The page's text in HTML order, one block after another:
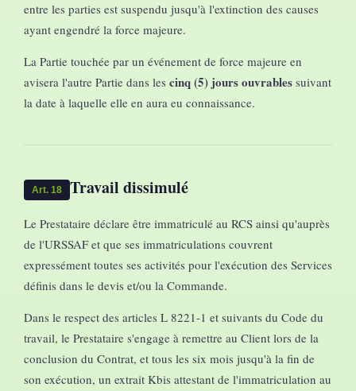
entre les parties est suspendu jusqu'à l'extinction des causes
ayant engendré la force majeure.
La Partie touchée par un événement de force majeure en
avisera l'autre Partie dans les cinq (5) jours ouvrables suivant
la date à laquelle elle en aura eu connaissance.
Art. 18 Travail dissimulé
Le Prestataire déclare être immatriculé au RCS ainsi qu'auprès
de l'URSSAF et que ses immatriculations couvrent
expressément toutes ses activités pour l'exécution des Services
définis dans le devis et/ou la Commande.
Dans le respect des articles L 8221-1 et suivants du Code du
travail, le Prestataire s'engage à remettre au Client lors de la
conclusion du Contrat, et tous les six mois jusqu'à la fin de
son exécution, un extrait Kbis attestant de l'immatriculation au